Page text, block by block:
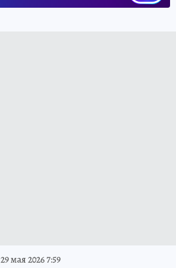
29 мая 2026 7:59